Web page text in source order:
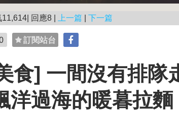
回應8 | 上一篇 下一篇
訂閱站台
食] 一間沒有排隊
洋過海的暖暮拉麵